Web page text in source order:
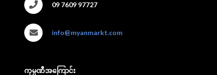
09 7609 97727
info@myanmarkt.com
ကုမ္ပဏီအကြောင်း